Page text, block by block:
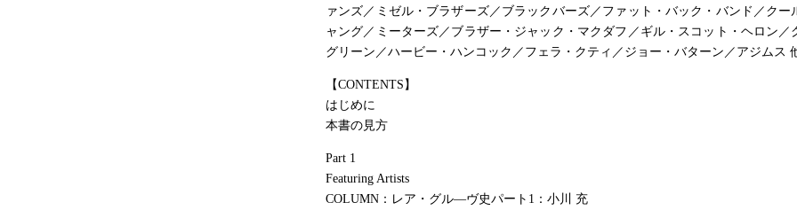
ァンズ／ミゼル・ブラザーズ／ブラックバーズ／ファット・バック・バンド／クー
ャング／ミーターズ／ブラザー・ジャック・マクダフ／ギル・スコット・ヘロン／
グリーン／ハービー・ハンコック／フェラ・クティ／ジョー・バターン／アジムス
【CONTENTS】
はじめに
本書の見方
Part 1
Featuring Artists
COLUMN：レア・グル―ヴ史パート1：小川 充